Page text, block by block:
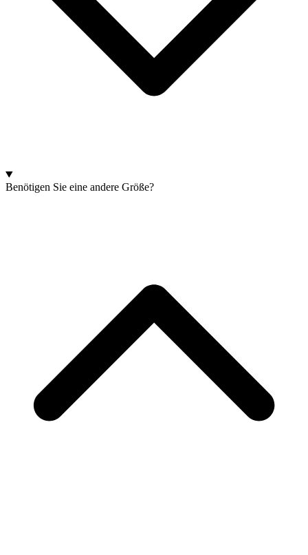
Benötigen Sie eine andere Größe?